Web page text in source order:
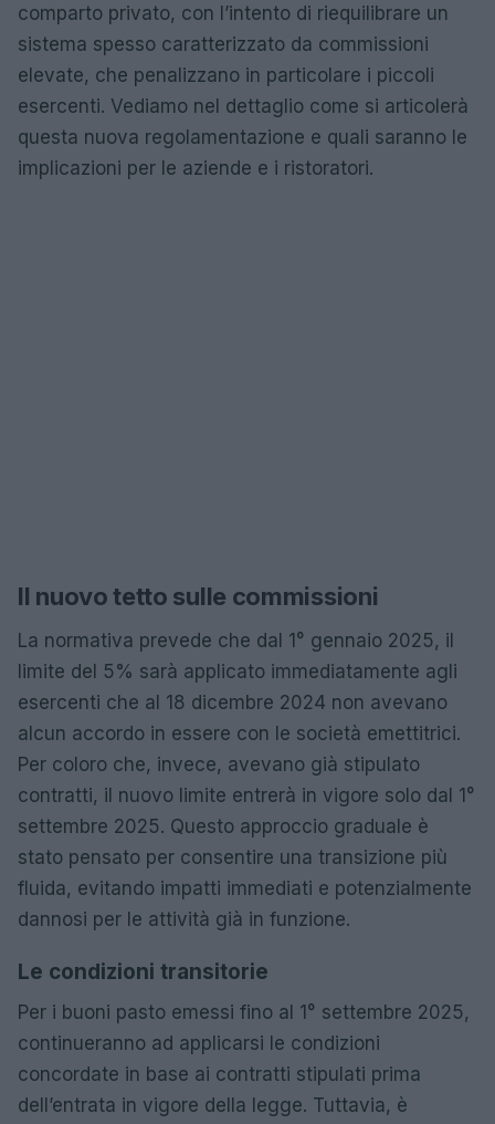
comparto privato, con l’intento di riequilibrare un
sistema spesso caratterizzato da commissioni
elevate, che penalizzano in particolare i piccoli
esercenti. Vediamo nel dettaglio come si articolerà
questa nuova regolamentazione e quali saranno le
implicazioni per le aziende e i ristoratori.
Il nuovo tetto sulle commissioni
La normativa prevede che dal 1° gennaio 2025, il
limite del 5% sarà applicato immediatamente agli
esercenti che al 18 dicembre 2024 non avevano
alcun accordo in essere con le società emettitrici.
Per coloro che, invece, avevano già stipulato
contratti, il nuovo limite entrerà in vigore solo dal 1°
settembre 2025. Questo approccio graduale è
stato pensato per consentire una transizione più
fluida, evitando impatti immediati e potenzialmente
dannosi per le attività già in funzione.
Le condizioni transitorie
Per i buoni pasto emessi fino al 1° settembre 2025,
continueranno ad applicarsi le condizioni
concordate in base ai contratti stipulati prima
dell’entrata in vigore della legge. Tuttavia, è